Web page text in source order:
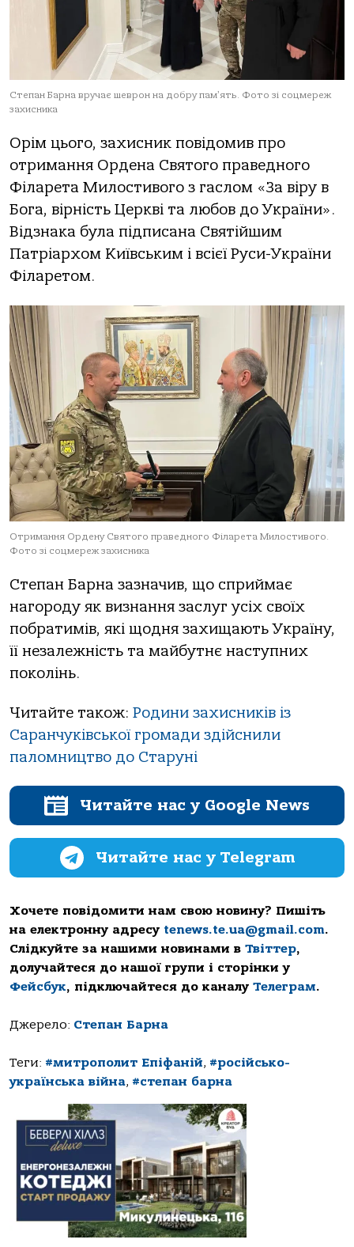
Степан Барна вручає шеврон на добру памʼять. Фото зі соцмереж
захисника
Орім цього, захисник повідомив про
отримання Ордена Святого праведного
Філарета Милостивого з гаслом «За віру в
Бога, вірність Церкві та любов до України».
Відзнака була підписана Святійшим
Патріархом Київським і всієї Руси-України
Філаретом.
Отримання Ордену Святого праведного Філарета Милостивого.
Фото зі соцмереж захисника
Степан Барна зазначив, що сприймає
нагороду як визнання заслуг усіх своїх
побратимів, які щодня захищають Україну,
її незалежність та майбутнє наступних
поколінь.
Читайте також: Родини захисників із
Саранчуківської громади здійснили
паломництво до Старуні
Читайте нас у Google News
Читайте нас у Telegram
Хочете повідомити нам свою новину? Пишіть
на електронну адресу tenews.te.ua@gmail.com.
Слідкуйте за нашими новинами в Твіттер,
долучайтеся до нашої групи і сторінки у
Фейсбук, підключайтеся до каналу Телеграм.
Джерело: Степан Барна
Теги: #митрополит Епіфаній, #російсько-
українська війна, #степан барна